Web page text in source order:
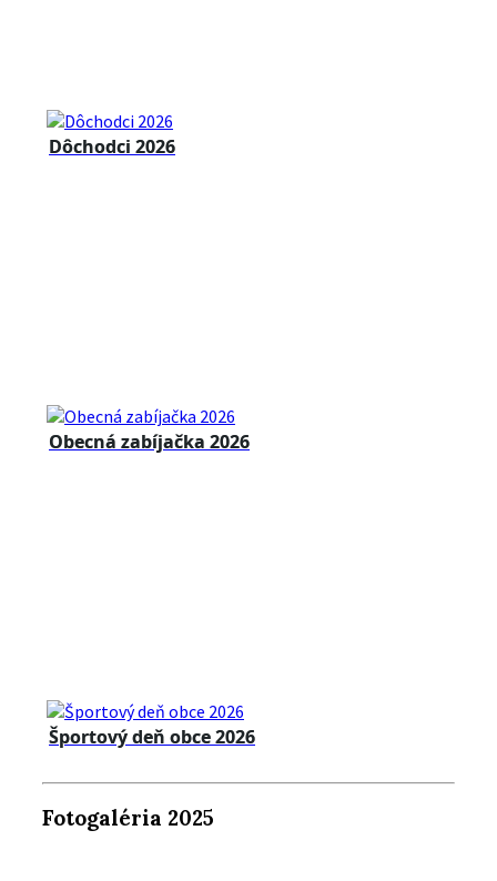
Dôchodci 2026
Obecná zabíjačka 2026
Športový deň obce 2026
Fotogaléria 2025